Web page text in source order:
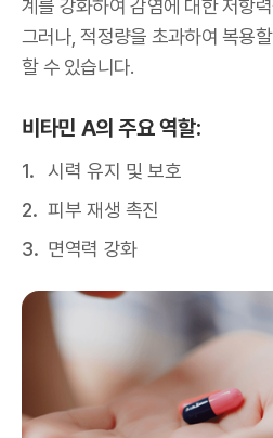
계를 강화하여 감염에 대한 저항
그러나, 적정량을 초과하여 복용
할 수 있습니다.
비타민 A의 주요 역할:
시력 유지 및 보호
피부 재생 촉진
면역력 강화